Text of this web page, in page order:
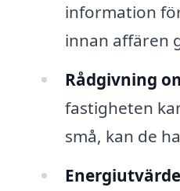
information
innan affären
Rådgivning
fastigheten
små, kan de